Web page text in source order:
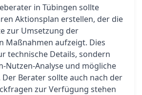
in Tübingen sollte
Aktionsplan erstellen, der die
zur Umsetzung der
Maßnahmen aufzeigt. Dies
technische Details, sondern
Nutzen-Analyse und mögliche
Berater sollte auch nach der
zur Verfügung stehen